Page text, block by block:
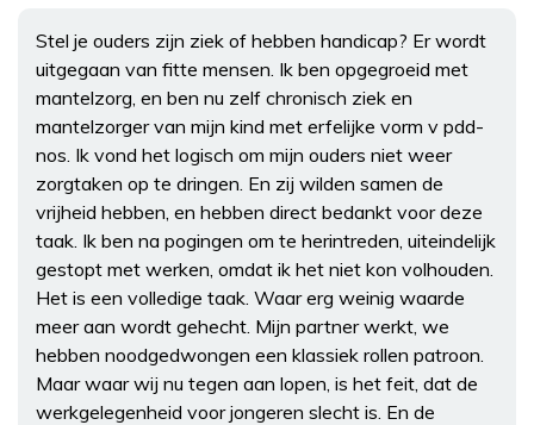
Stel je ouders zijn ziek of hebben handicap? Er wordt
uitgegaan van fitte mensen. Ik ben opgegroeid met
mantelzorg, en ben nu zelf chronisch ziek en
mantelzorger van mijn kind met erfelijke vorm v pdd-
nos. Ik vond het logisch om mijn ouders niet weer
zorgtaken op te dringen. En zij wilden samen de
vrijheid hebben, en hebben direct bedankt voor deze
taak. Ik ben na pogingen om te herintreden, uiteindelijk
gestopt met werken, omdat ik het niet kon volhouden.
Het is een volledige taak. Waar erg weinig waarde
meer aan wordt gehecht. Mijn partner werkt, we
hebben noodgedwongen een klassiek rollen patroon.
Maar waar wij nu tegen aan lopen, is het feit, dat de
werkgelegenheid voor jongeren slecht is. En de